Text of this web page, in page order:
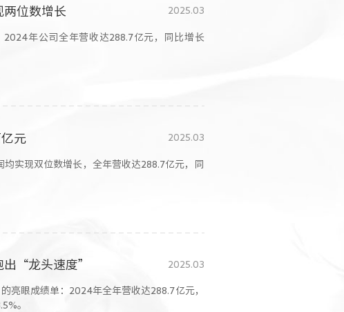
两位数增长 2025.03
年公司全年营收达288.7亿元，同比增长
元 2025.03
实现双位数增长，全年营收达288.7亿元，同
出“龙头速度” 2025.03
亮眼成绩单：2024年全年营收达288.7亿元，
。